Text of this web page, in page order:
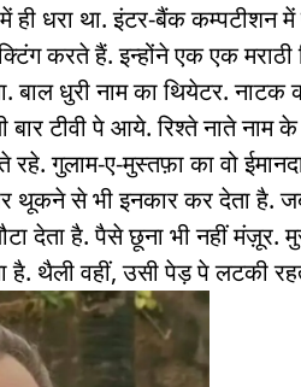
धरा था. इंटर-बैंक कम्पटीशन में
करते हैं. इन्होंने एक एक
बाल धुरी नाम का थियेटर. नाटक
टीवी पे आये. रिश्ते नाते नाम
रहे. गुलाम-ए-मुस्तफ़ा का वो
थूकने से भी इनकार कर देता है.
देता है. पैसे छूना भी नहीं
थैली वहीं, उसी पेड़ पे लटकी